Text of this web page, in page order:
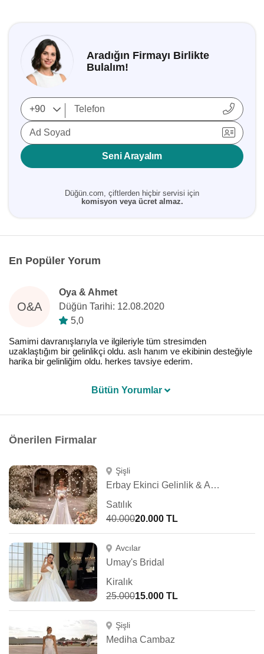
Aradığın Firmayı Birlikte
Bulalım!
Ad Soyad
Seni Arayalım
Düğün.com, çiftlerden hiçbir servisi için
komisyon veya ücret almaz.
En Popüler Yorum
O&A
Oya & Ahmet
Düğün Tarihi: 12.08.2020
5,0
Samimi davranışlarıyla ve ilgileriyle tüm stresimden
uzaklaştığım bir gelinlikçi oldu. aslı hanım ve ekibinin desteğiyle
harika bir gelinliğim oldu. herkes tavsiye ederim.
Bütün Yorumlar
Önerilen Firmalar
Şişli
Erbay Ekinci Gelinlik & Abiye
Satılık
40.00020.000 TL
Avcılar
Umay's Bridal
Kiralık
25.00015.000 TL
Şişli
Mediha Cambaz